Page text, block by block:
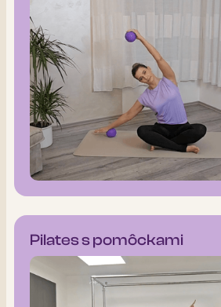
Pilates s pomôckami